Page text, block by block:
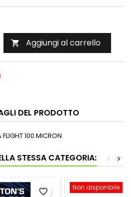
 Aggiungi al carrello
DEL PRODOTTO
100 MICRON
STESSA CATEGORIA: >
<
favorite_border Non disponibile